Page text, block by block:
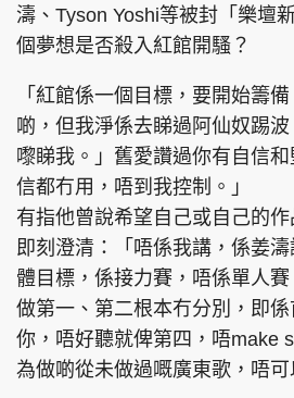
濤、Tyson Yoshi等被封「樂壇
個夢想是否殺入紅館開騷？
「紅館係一個目標，要開始籌
啲，但我淨係去睇過阿仙奴踢
嚟睇我。」舊愛讚過你有自信
信都冇用，唔到我控制。」
有指他曾說希望自己或自己的
即刻澄清：「唔係我講，係姜
體目標，係接力賽，唔係單人
做第一、第二根本冇分別，即
你，唔好聽就俾第四，唔make
為做啲從未做過嘅廣東歌，唔可